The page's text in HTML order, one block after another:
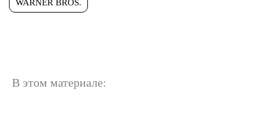
WARNER BROS.
В этом материале: